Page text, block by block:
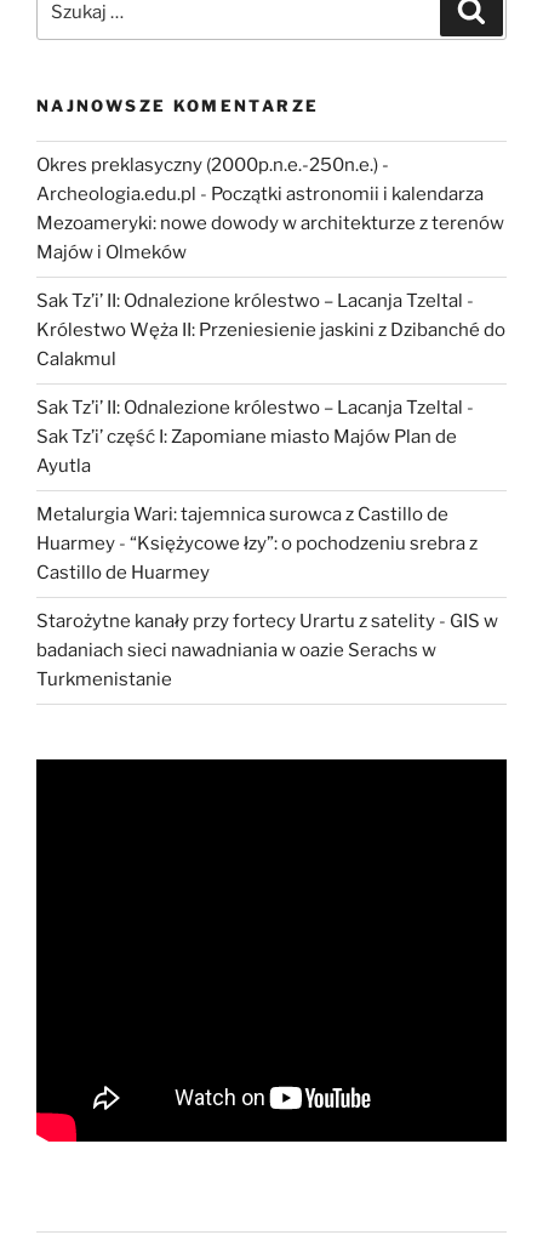
Pucku”
NAJNOWSZE KOMENTARZE
Okres preklasyczny (2000p.n.e.-250n.e.) -
Archeologia.edu.pl - Początki astronomii i kalendarza
Mezoameryki: nowe dowody w architekturze z terenów
Majów i Olmeków
Sak Tz’i’ II: Odnalezione królestwo – Lacanja Tzeltal -
Królestwo Węża II: Przeniesienie jaskini z Dzibanché do
Calakmul
Sak Tz’i’ II: Odnalezione królestwo – Lacanja Tzeltal -
Sak Tz’i’ część I: Zapomiane miasto Majów Plan de
Ayutla
Metalurgia Wari: tajemnica surowca z Castillo de
Huarmey - “Księżycowe łzy”: o pochodzeniu srebra z
Castillo de Huarmey
Starożytne kanały przy fortecy Urartu z satelity - GIS w
badaniach sieci nawadniania w oazie Serachs w
Turkmenistanie